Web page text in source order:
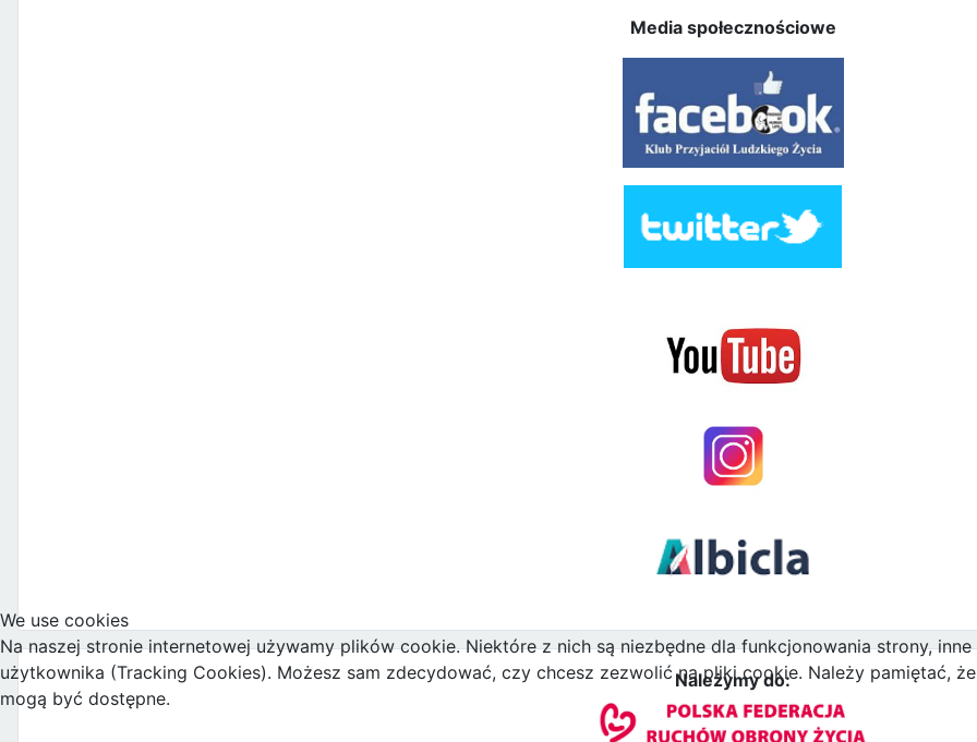
Media społecznościowe
Należymy do:
We use cookies
Na naszej stronie internetowej używamy plików cookie. Niektóre z nich są niezbędne dla funkcjonowania strony,
użytkownika (Tracking Cookies). Możesz sam zdecydować, czy chcesz zezwolić na pliki cookie. Należy pamiętać,
mogą być dostępne.